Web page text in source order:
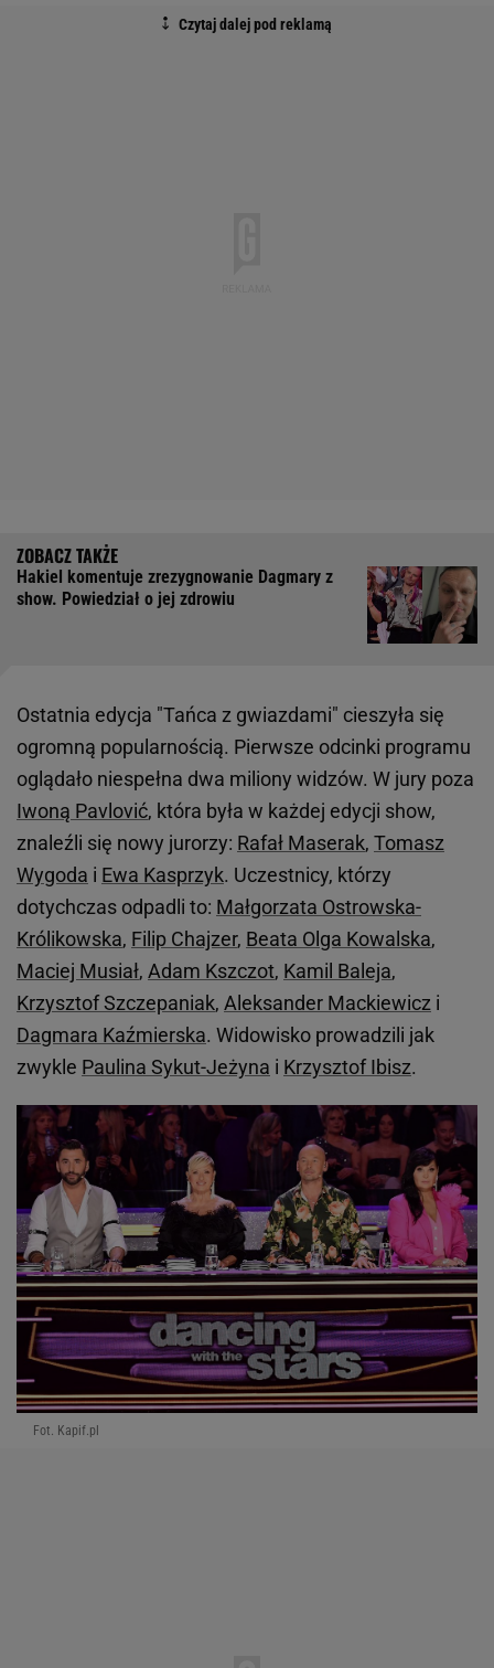
Hakiel komentuje zrezygnowanie Dagmary z
show. Powiedział o jej zdrowiu
Ostatnia edycja "Tańca z gwiazdami" cieszyła się
ogromną popularnością. Pierwsze odcinki programu
oglądało niespełna dwa miliony widzów. W jury poza
Iwoną Pavlović, która była w każdej edycji show,
znaleźli się nowy jurorzy: Rafał Maserak, Tomasz
Wygoda i Ewa Kasprzyk. Uczestnicy, którzy
dotychczas odpadli to: Małgorzata Ostrowska-
Królikowska, Filip Chajzer, Beata Olga Kowalska,
Maciej Musiał, Adam Kszczot, Kamil Baleja,
Krzysztof Szczepaniak, Aleksander Mackiewicz i
Dagmara Kaźmierska. Widowisko prowadzili jak
zwykle Paulina Sykut-Jeżyna i Krzysztof Ibisz.
Fot. Kapif.pl